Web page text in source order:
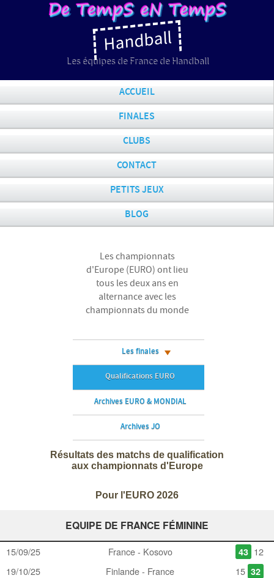
Handball
Les équipes de France de Handball
ACCUEIL
FINALES
CLUBS
CONTACT
PETITS JEUX
BLOG
Les championnats
d'Europe (EURO) ont lieu
tous les deux ans en
alternance avec les
championnats du monde
Les finales
Qualifications EURO
Archives EURO & MONDIAL
Archives JO
Résultats des matchs de qualification
aux championnats d'Europe
Pour l'EURO 2026
EQUIPE DE FRANCE FÉMININE
15/09/25 France - Kosovo 43 12
19/10/25
Finlande - France 15 32